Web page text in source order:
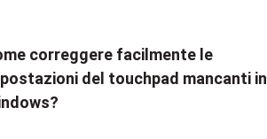
correggere facilmente le
del touchpad mancanti in